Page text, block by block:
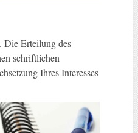
Die Erteilung des
schriftlichen
Ihres Interesses